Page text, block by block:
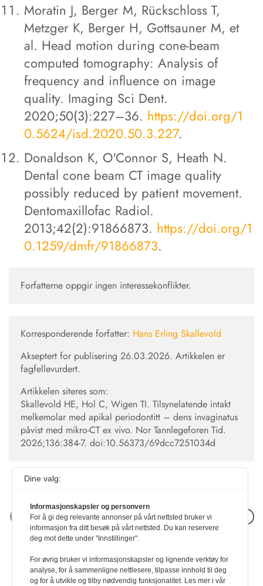
Moratin J, Berger M, Rückschloss T,
Metzger K, Berger H, Gottsauner M, et
al. Head motion during cone-beam
computed tomography: Analysis of
frequency and influence on image
quality. Imaging Sci Dent.
2020;50(3):227–36. https://doi.org/1
0.5624/isd.2020.50.3.227.
Donaldson K, O'Connor S, Heath N.
Dental cone beam CT image quality
possibly reduced by patient movement.
Dentomaxillofac Radiol.
2013;42(2):91866873. https://doi.org/1
0.1259/dmfr/91866873.
Forfatterne oppgir ingen interessekonflikter.
Korresponderende forfatter: Hans Erling Skallevold
Akseptert for publisering 26.03.2026. Artikkelen er
fagfellevurdert.
Artikkelen siteres som:
Skallevold HE, Hol C, Wigen TI. Tilsynelatende intakt
melkemolar med apikal periodontitt – dens invaginatus
påvist med mikro-CT ex vivo. Nor Tannlegeforen Tid.
2026;136:384-7. doi:10.56373/69dcc7251034d
Neste artikkel
Dine valg:
Informasjonskapsler og personvern
For å gi deg relevante annonser på vårt nettsted bruker vi
informasjon fra ditt besøk på vårt nettsted. Du kan reservere
deg mot dette under "Innstillinger".
For øvrig bruker vi informasjonskapsler og lignende verktøy for
analyse, for å sammenligne nettlesere, tilpasse innhold til deg
og for å utvikle og tilby nødvendig funksjonalitet. Les mer i vår